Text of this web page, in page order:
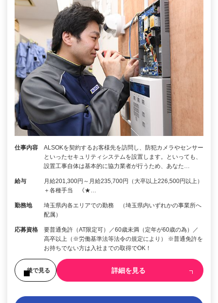
仕事内容
ALSOKを契約するお客様先を訪問し、防犯カメラやセンサー
といったセキュリティシステムを設置します。といっても、
設置工事自体は基本的に協力業者が行うため、あなた…
給与
月給201,300円～月給235,700円（大卒以上226,500円以上）
＋各種手当 《★…
勤務地
埼玉県内各エリアでの勤務 （埼玉県内いずれかの事業所へ
配属）
応募資格
要普通免許（AT限定可）／60歳未満（定年が60歳の為）／
高卒以上（※労働基準法等法令の規定により） ※普通免許を
お持ちでない方は入社までの取得でOK！
後で見る 詳細を見る